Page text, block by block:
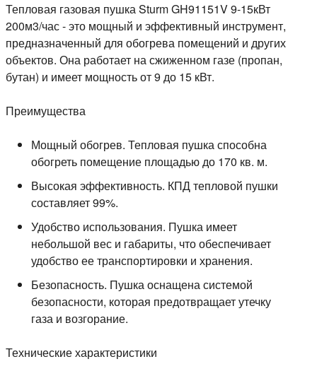
Тепловая газовая пушка Sturm GH91151V 9-15кВт
200м3/час - это мощный и эффективный инструмент,
предназначенный для обогрева помещений и других
объектов. Она работает на сжиженном газе (пропан,
бутан) и имеет мощность от 9 до 15 кВт.
Преимущества
Мощный обогрев. Тепловая пушка способна
обогреть помещение площадью до 170 кв. м.
Высокая эффективность. КПД тепловой пушки
составляет 99%.
Удобство использования. Пушка имеет
небольшой вес и габариты, что обеспечивает
удобство ее транспортировки и хранения.
Безопасность. Пушка оснащена системой
безопасности, которая предотвращает утечку
газа и возгорание.
Технические характеристики